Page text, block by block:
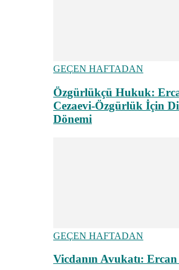
GEÇEN HAFTADAN
Özgürlükçü Hukuk:
Cezaevi-Özgürlük İçin
Dönemi
GEÇEN HAFTADAN
Vicdanın Avukatı: